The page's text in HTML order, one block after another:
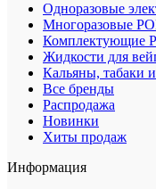
Одноразовые
Многоразовые
Комплектующие
Жидкости для
Кальяны, табаки
Все бренды
Распродажа
Новинки
Хиты продаж
Информация